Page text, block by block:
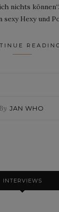
nichts
sexy Hexy und
READING
By JAN WHO
INTERVIEWS